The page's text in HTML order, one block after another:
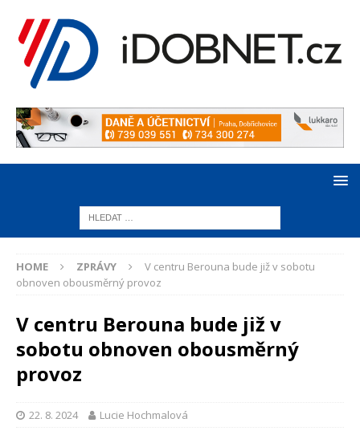
HOME ZPRÁVY
V centru Berouna bude již v sobotu
obnoven obousměrný provoz
V centru Berouna bude již v
sobotu obnoven obousměrný
provoz
22. 8. 2024 Lucie Hochmalová